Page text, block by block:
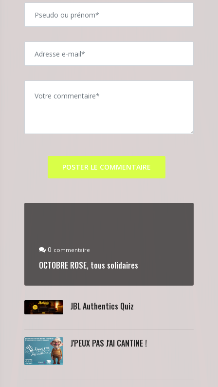
0 commentaire
OCTOBRE ROSE, tous solidaires
JBL Authentics Quiz
J'PEUX PAS J'AI CANTINE !